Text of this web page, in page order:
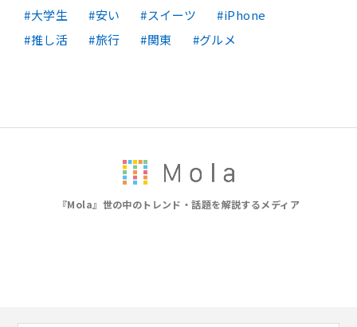
大学生
安い スイーツ
iPhone
推し活
旅行 関東 グルメ
『Mola』世の中のトレンド・話題を解説するメディア